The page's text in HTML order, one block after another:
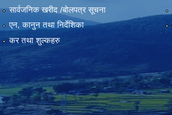
सार्वजनिक खरीद /बोलपत्र सूचना
एन, कानुन तथा निर्देशिका
कर तथा शुल्कहरु